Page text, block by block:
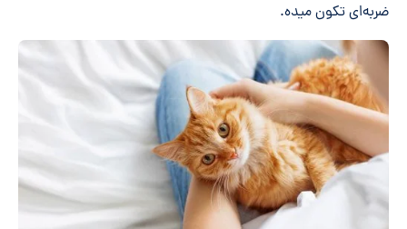
ضربه‌ای تکون میده.